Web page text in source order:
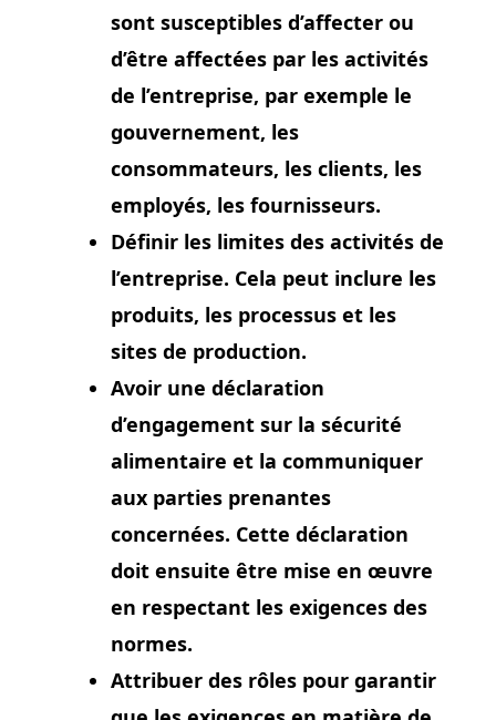
sont susceptibles d’affecter ou
d’être affectées par les activités
de l’entreprise, par exemple le
gouvernement, les
consommateurs, les clients, les
employés, les fournisseurs.
Définir les limites des activités de
l’entreprise. Cela peut inclure les
produits, les processus et les
sites de production.
Avoir une déclaration
d’engagement sur la sécurité
alimentaire et la communiquer
aux parties prenantes
concernées. Cette déclaration
doit ensuite être mise en œuvre
en respectant les exigences des
normes.
Attribuer des rôles pour garantir